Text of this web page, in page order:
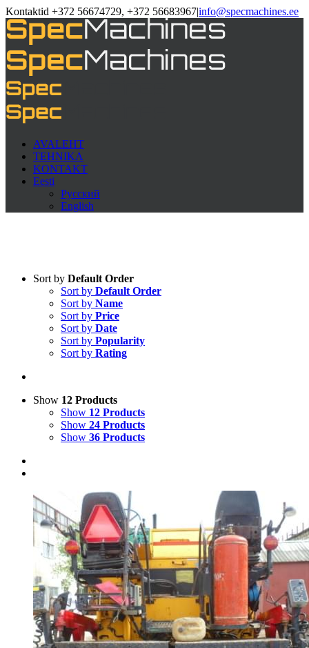
Kontaktid +372 56674729, +372 56683967|info@specmachines.ee
AVALEHT
TEHNIKA
KONTAKT
Eesti
Русский
English
Sort by Default Order
Sort by Default Order
Sort by Name
Sort by Price
Sort by Date
Sort by Popularity
Sort by Rating
Show 12 Products
Show 12 Products
Show 24 Products
Show 36 Products